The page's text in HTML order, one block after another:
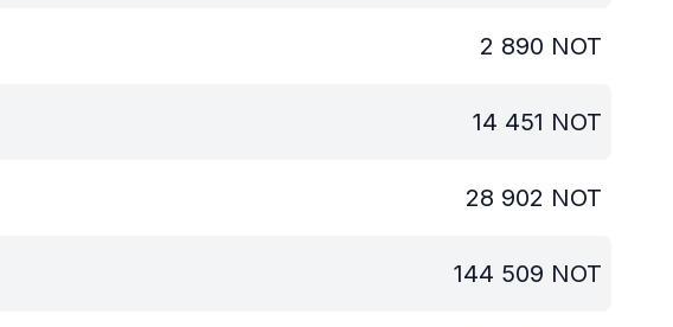
2 890 NOT
14 451 NOT
28 902 NOT
144 509 NOT